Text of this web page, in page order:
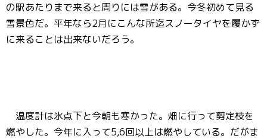
の駅あたりまで来ると周りには雪がある。今冬初めて見る
雪景色だ。平年なら2月にこんな所迄スノータイヤを履かず
に来ることは出来ないだろう。
温度計は氷点下と今朝も寒かった。畑に行って剪定枝を
燃やした。今年に入って5,6回以上は燃やしている。だがま